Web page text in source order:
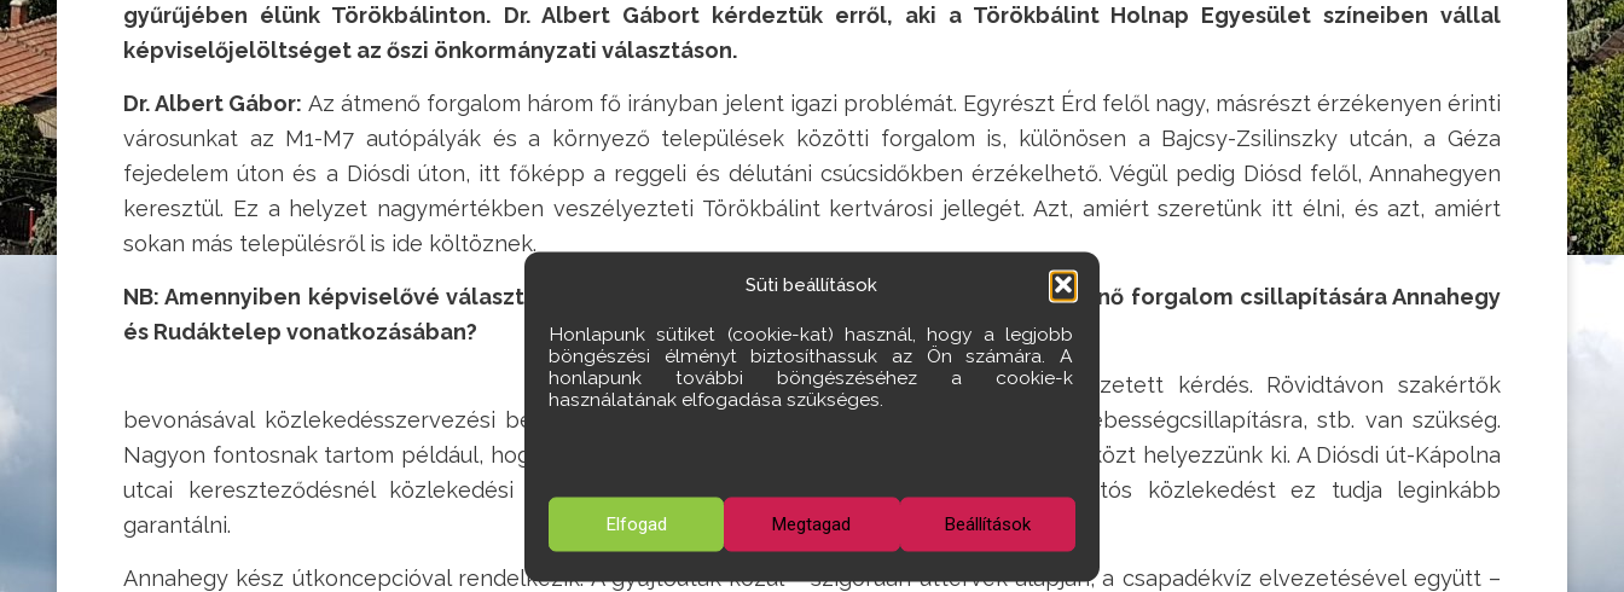
Süti beállítások
Honlapunk sütiket (cookie-kat) használ, hogy a legjobb
böngészési élményt biztosíthassuk az Ön számára. A
honlapunk további böngészéséhez a cookie-k
használatának elfogadása szükséges.
Elfogad Megtagad Beállítások
gyűrűjében élünk Törökbálinton. Dr. Albert Gábort kérdeztük erről, aki a Törökbálint Holnap Egyesület színeiben vállal
képviselőjelöltséget az őszi önkormányzati választáson.
Dr. Albert Gábor: Az átmenő forgalom három fő irányban jelent igazi problémát. Egyrészt Érd felől nagy, másrészt érzékenyen érinti
városunkat az M1-M7 autópályák és a környező települések közötti forgalom is, különösen a Bajcsy-Zsilinszky utcán, a Géza
fejedelem úton és a Diósdi úton, itt főképp a reggeli és délutáni csúcsidőkben érzékelhető. Végül pedig Diósd felől, Annahegyen
keresztül. Ez a helyzet nagymértékben veszélyezteti Törökbálint kertvárosi jellegét. Azt, amiért szeretünk itt élni, és azt, amiért
sokan más településről is ide költöznek.
NB: Amennyiben képviselővé választanak, milyen megoldási javaslataid lesznek az átmenő forgalom csillapítására Annahegy
és Rudáktelep vonatkozásában?
Dr. AG:Ez egy rendkívül összetett kérdés. Rövidtávon szakértők
bevonásával közlekedésszervezési beavatkozásokra, táblákra, a behajtás korlátozására, sebességcsillapításra, stb. van szükség.
Nagyon fontosnak tartom például, hogy a Séta és a Hegyalja utcákra 2-3 sebességmérő eszközt helyezzünk ki. A Diósdi út-Kápolna
utcai kereszteződésnél közlekedési lámpa kihelyezése szükséges, a balesetmentes autós közlekedést ez tudja leginkább
garantálni.
Annahegy kész útkoncepcióval rendelkezik. A gyűjtőutak közül – szigorúan úttervek alapján, a csapadékvíz elvezetésével együtt –